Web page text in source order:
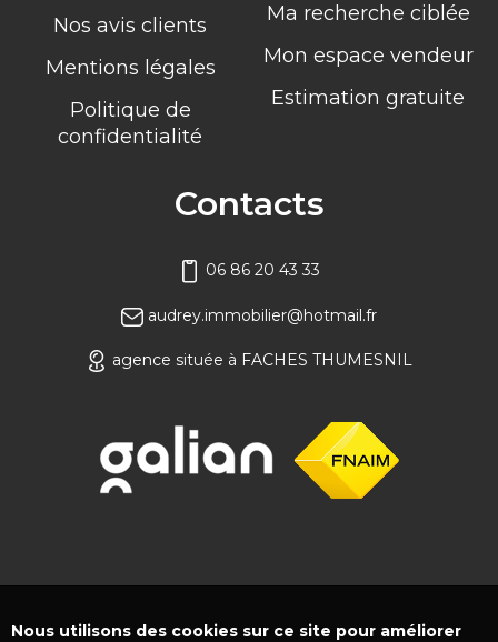
Nos avis clients
Mentions légales
Politique de
confidentialité
Ma recherche ciblée
Mon espace vendeur
Estimation gratuite
Contacts
06 86 20 43 33
audrey.immobilier@hotmail.fr
agence située à FACHES THUMESNIL
Nous utilisons des cookies sur ce site pour améliorer